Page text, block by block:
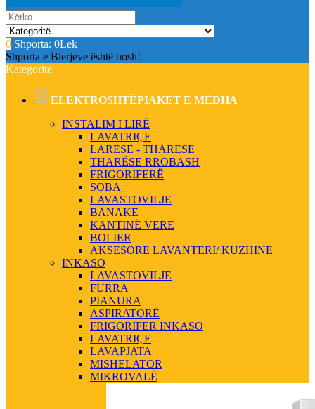
0 Shporta: 0Lek
Shporta e Blerjeve është bosh!
Kategorite
ELEKTROSHTËPIAKET E MËDHA
INSTALIM I LIRË
LAVATRIÇE
LARESE - THARESE
THARËSE RROBASH
FRIGORIFERË
SOBA
LAVASTOVILJE
BANAKE
KANTINË VERE
BOLIER
AKSESORE LAVANTERI/ KUZHINE
INKASO
LAVASTOVILJE
FURRA
PIANURA
ASPIRATORË
FRIGORIFER INKASO
LAVATRIÇE
LAVAPJATA
MISHELATOR
MIKROVALË